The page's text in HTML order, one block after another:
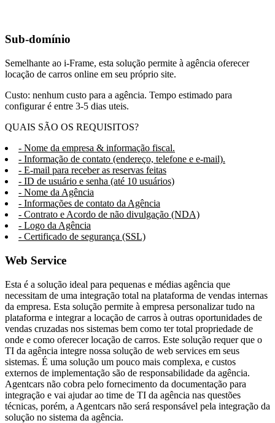
Sub-domínio
Semelhante ao i-Frame, esta solução permite à agência oferecer
locação de carros online em seu próprio site.
Custo: nenhum custo para a agência. Tempo estimado para
configurar é entre 3-5 dias uteis.
QUAIS SÃO OS REQUISITOS?
- Nome da empresa & informação fiscal.
- Informação de contato (endereço, telefone e e-mail).
- E-mail para receber as reservas feitas
- ID de usuário e senha (até 10 usuários)
- Nome da Agência
- Informações de contato da Agência
- Contrato e Acordo de não divulgação (NDA)
- Logo da Agência
- Certificado de segurança (SSL)
Web Service
Esta é a solução ideal para pequenas e médias agência que
necessitam de uma integração total na plataforma de vendas internas
da empresa. Esta solução permite à empresa personalizar tudo na
plataforma e integrar a locação de carros à outras oportunidades de
vendas cruzadas nos sistemas bem como ter total propriedade de
onde e como oferecer locação de carros. Este solução requer que o
TI da agência integre nossa solução de web services em seus
sistemas. É uma solução um pouco mais complexa, e custos
externos de implementação são de responsabilidade da agência.
Agentcars não cobra pelo fornecimento da documentação para
integração e vai ajudar ao time de TI da agência nas questões
técnicas, porém, a Agentcars não será responsável pela integração da
solução no sistema da agência.